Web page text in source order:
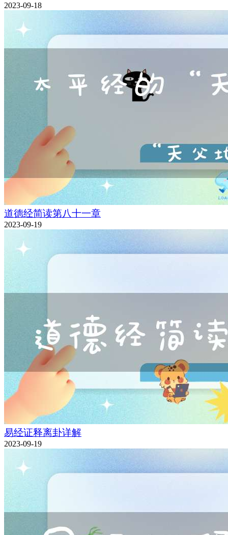
2023-09-18
道德经简读第八十一章
2023-09-19
易经证释离卦详解
2023-09-19